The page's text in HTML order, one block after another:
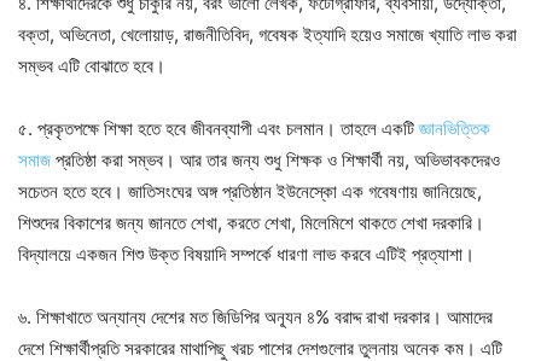
বক্তা, অভিনেতা, খেলোয়াড়, রাজনীতিবিদ, গবেষক ইত্যাদি হয়েও সমাজে খ্যাতি লাভ করা
সম্ভব এটি বোঝাতে হবে।
৫. প্রকৃতপক্ষে শিক্ষা হতে হবে জীবনব্যাপী এবং চলমান। তাহলে একটিজ্ঞানভিত্তিক
সমাজ প্রতিষ্ঠা করা সম্ভব। আর তার জন্য শুধু শিক্ষক ও শিক্ষার্থী নয়, অভিভাবকদেরও
সচেতন হতে হবে। জাতিসংঘের অঙ্গ প্রতিষ্ঠান ইউনেস্কো এক গবেষণায় জানিয়েছে,
শিশুদের বিকাশের জন্য জানতে শেখা, করতে শেখা, মিলেমিশে থাকতে শেখা দরকারি।
বিদ্যালয়ে একজন শিশু উক্ত বিষয়াদি সম্পর্কে ধারণা লাভ করবে এটিই প্রত্যাশা।
৬. শিক্ষাখাতে অন্যান্য দেশের মত জিডিপির অন্যূন ৪% বরাদ্দ রাখা দরকার। আমাদের
দেশে শিক্ষার্থীপ্রতি সরকারের মাথাপিছু খরচ পাশের দেশগুলোর তুলনায় অনেক কম। এটি